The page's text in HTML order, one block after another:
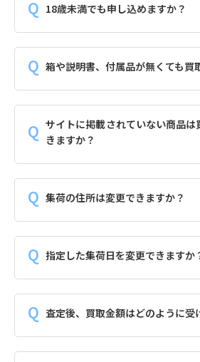
18歳未満でも申し込めますか？
箱や説明書、付属品が無くても買
サイトに掲載されていない商品は
きますか？
集荷の住所は変更できますか？
指定した集荷日を変更できますか
査定後、買取金額はどのように受